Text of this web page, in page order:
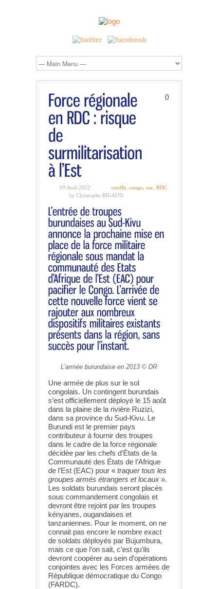
0
19 Août 2022 conflit congo eac RDC
by Christophe RIGAUD
L’armée burundaise en 2013 © DR
Une armée de plus sur le sol
congolais. Un contingent burundais
s’est officiellement déployé le 15 août
dans la plaine de la rivière Ruzizi,
dans sa province du Sud-Kivu. Le
Burundi est le premier pays
contributeur à fournir des troupes
dans le cadre de la force régionale
décidée par les chefs d’États de la
Communauté des États de l’Afrique
de l’Est (EAC) pour « traquer tous les
groupes armés étrangers et locaux ».
Les soldats burundais seront placés
sous commandement congolais et
devront être rejoint par les troupes
kényanes, ougandaises et
tanzaniennes. Pour le moment, on ne
connait pas encore le nombre exact
de soldats déployés par Bujumbura,
mais ce que l’on sait, c’est qu’ils
devront coopérer au sein d’opérations
conjointes avec les Forces armées de
République démocratique du Congo
(FARDC).